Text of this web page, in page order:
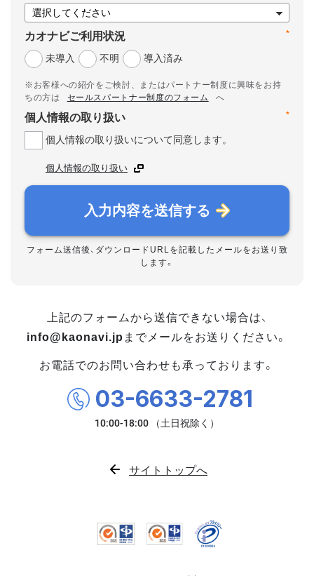
*
カオナビご利用状況
未導入
不明 導入済み
※お客様への紹介をご検討、またはパートナー制度に興味をお持
ちの方は
セールスパートナー制度のフォーム
へ
*
個人情報の取り扱い
個人情報の取り扱いについて同意します。
個人情報の取り扱い
入力内容を送信する
フォーム送信後、ダウンロードURLを記載したメールをお送り致
します。
上記のフォームから送信できない場合は、
info@kaonavi.jp までメールをお送りください。
お電話でのお問い合わせも承っております。
03-6633-2781
サイトトップへ